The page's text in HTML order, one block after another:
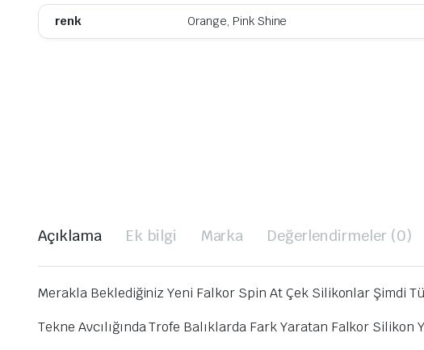
renk Orange, Pink Shine
Açıklama Ek bilgi Marka Değerlendirmeler (0)
Merakla Beklediğiniz Yeni Falkor Spin At Çek Silikonlar Şimdi
Tekne Avcılığında Trofe Balıklarda Fark Yaratan Falkor Silikon